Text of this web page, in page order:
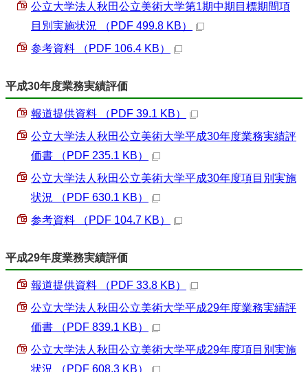
公立大学法人秋田公立美術大学第1期中期目標期間項
目別実施状況 （PDF 499.8 KB）
参考資料 （PDF 106.4 KB）
平成30年度業務実績評価
報道提供資料 （PDF 39.1 KB）
公立大学法人秋田公立美術大学平成30年度業務実績評
価書 （PDF 235.1 KB）
公立大学法人秋田公立美術大学平成30年度項目別実施
状況 （PDF 630.1 KB）
参考資料 （PDF 104.7 KB）
平成29年度業務実績評価
報道提供資料 （PDF 33.8 KB）
公立大学法人秋田公立美術大学平成29年度業務実績評
価書 （PDF 839.1 KB）
公立大学法人秋田公立美術大学平成29年度項目別実施
状況 （PDF 608.3 KB）